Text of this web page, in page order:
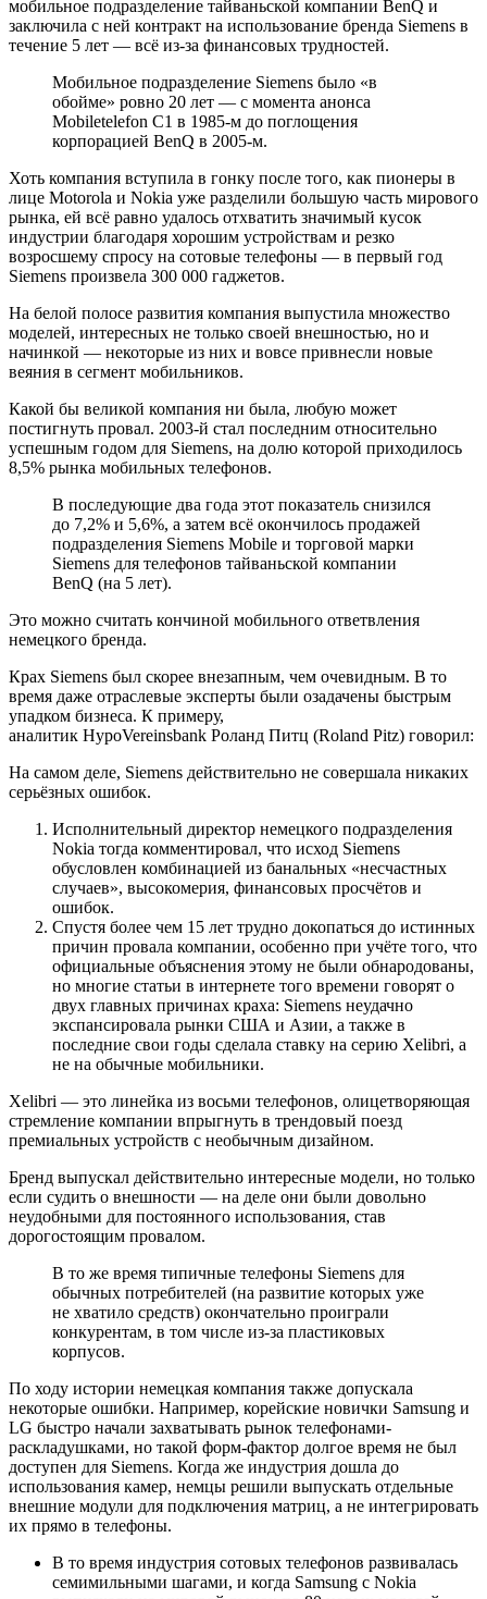
мобильное подразделение тайваньской компании BenQ и
заключила с ней контракт на использование бренда Siemens в
течение 5 лет — всё из-за финансовых трудностей.
Мобильное подразделение Siemens было «в
обойме» ровно 20 лет — с момента анонса
Mobiletelefon C1 в 1985-м до поглощения
корпорацией BenQ в 2005-м.
Хоть компания вступила в гонку после того, как пионеры в
лице Motorola и Nokia уже разделили большую часть мирового
рынка, ей всё равно удалось отхватить значимый кусок
индустрии благодаря хорошим устройствам и резко
возросшему спросу на сотовые телефоны — в первый год
Siemens произвела 300 000 гаджетов.
На белой полосе развития компания выпустила множество
моделей, интересных не только своей внешностью, но и
начинкой — некоторые из них и вовсе привнесли новые
веяния в сегмент мобильников.
Какой бы великой компания ни была, любую может
постигнуть провал. 2003-й стал последним относительно
успешным годом для Siemens, на долю которой приходилось
8,5% рынка мобильных телефонов.
В последующие два года этот показатель снизился
до 7,2% и 5,6%, а затем всё окончилось продажей
подразделения Siemens Mobile и торговой марки
Siemens для телефонов тайваньской компании
BenQ (на 5 лет).
Это можно считать кончиной мобильного ответвления
немецкого бренда.
Крах Siemens был скорее внезапным, чем очевидным. В то
время даже отраслевые эксперты были озадачены быстрым
упадком бизнеса. К примеру,
аналитик HypoVereinsbank Роланд Питц (Roland Pitz) говорил:
На самом деле, Siemens действительно не совершала никаких
серьёзных ошибок.
Исполнительный директор немецкого подразделения
Nokia тогда комментировал, что исход Siemens
обусловлен комбинацией из банальных «несчастных
случаев», высокомерия, финансовых просчётов и
ошибок.
Спустя более чем 15 лет трудно докопаться до истинных
причин провала компании, особенно при учёте того, что
официальные объяснения этому не были обнародованы,
но многие статьи в интернете того времени говорят о
двух главных причинах краха: Siemens неудачно
экспансировала рынки США и Азии, а также в
последние свои годы сделала ставку на серию Xelibri, а
не на обычные мобильники.
Xelibri — это линейка из восьми телефонов, олицетворяющая
стремление компании впрыгнуть в трендовый поезд
премиальных устройств с необычным дизайном.
Бренд выпускал действительно интересные модели, но только
если судить о внешности — на деле они были довольно
неудобными для постоянного использования, став
дорогостоящим провалом.
В то же время типичные телефоны Siemens для
обычных потребителей (на развитие которых уже
не хватило средств) окончательно проиграли
конкурентам, в том числе из-за пластиковых
корпусов.
По ходу истории немецкая компания также допускала
некоторые ошибки. Например, корейские новички Samsung и
LG быстро начали захватывать рынок телефонами-
раскладушками, но такой форм-фактор долгое время не был
доступен для Siemens. Когда же индустрия дошла до
использования камер, немцы решили выпускать отдельные
внешние модули для подключения матриц, а не интегрировать
их прямо в телефоны.
В то время индустрия сотовых телефонов развивалась
семимильными шагами, и когда Samsung с Nokia